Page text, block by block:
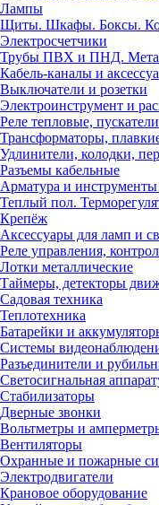
Лампы
Щиты. Шкафы. Боксы.
Электросчетчики
Трубы ПВХ и ПНД.
Кабель-каналы и
Выключатели и розетки
Электроинструмент и
Реле тепловые,
Трансформаторы,
Удлинители, колодки,
Разъемы кабельные
Арматура и
Теплый пол.
Крепёж
Аксессуары для ламп и
Реле управления,
Лотки металлические
Таймеры, детекторы
Садовая техника
Теплотехника
Батарейки и
Системы
Разъединители и
Светосигнальная
Стабилизаторы
Дверные звонки
Вольтметры и
Вентиляторы
Охранные и пожарные
Электродвигатели
Крановое оборудование